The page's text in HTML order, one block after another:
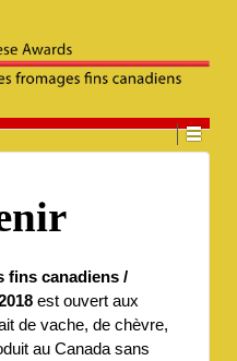
fins canadiens /
est ouvert aux
de vache, de chèvre,
au Canada sans